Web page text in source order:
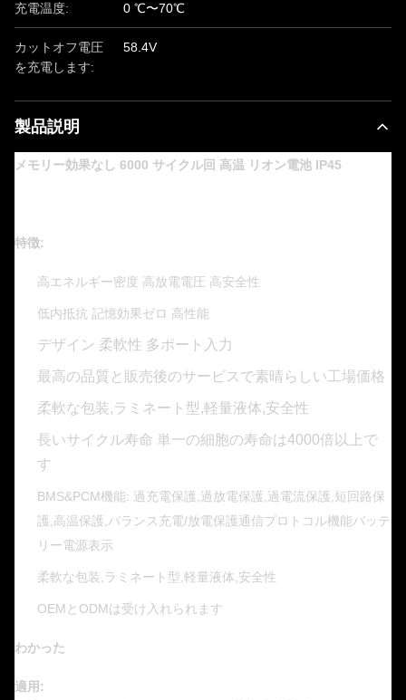
充電温度: 0 ℃〜70℃
カットオフ電圧
を充電します:
58.4V
製品説明
メモリー効果なし 6000 サイクル回 高温 リオン電池 IP45
特徴:
高エネルギー密度 高放電電圧 高安全性
低内抵抗 記憶効果ゼロ 高性能
デザイン 柔軟性 多ポート入力
最高の品質と販売後のサービスで素晴らしい工場価格
柔軟な包装,ラミネート型,軽量液体,安全性
長いサイクル寿命 単一の細胞の寿命は4000倍以上で
す
BMS&PCM機能: 過充電保護,過放電保護,過電流保護,短回路保
護,高温保護,バランス充電/放電保護通信プロトコル機能バッテ
リー電源表示
柔軟な包装,ラミネート型,軽量液体,安全性
OEMとODMは受け入れられます
わかった
適用: